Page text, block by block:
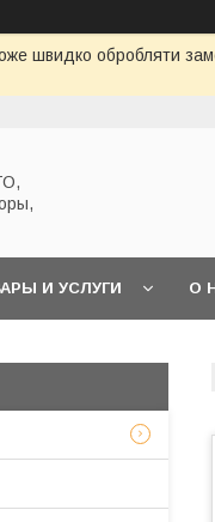
швидко обробляти
И УСЛУГИ О